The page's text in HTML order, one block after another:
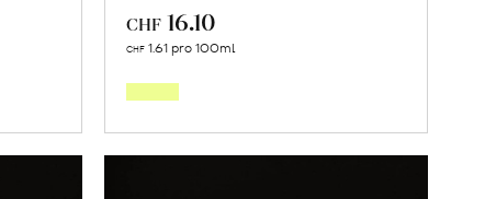
CHF 16.10
CHF 1.61 pro 100ml